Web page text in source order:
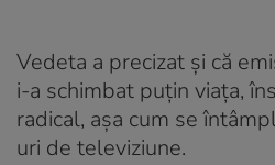
Vedeta a precizat și că
i-a schimbat puțin viața,
radical, așa cum se
uri de televiziune.